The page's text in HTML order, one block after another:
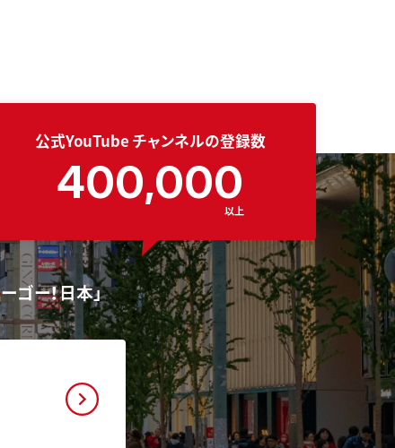
ゴー！日本」
公式YouTube チャンネルの登録数
400,000
以上